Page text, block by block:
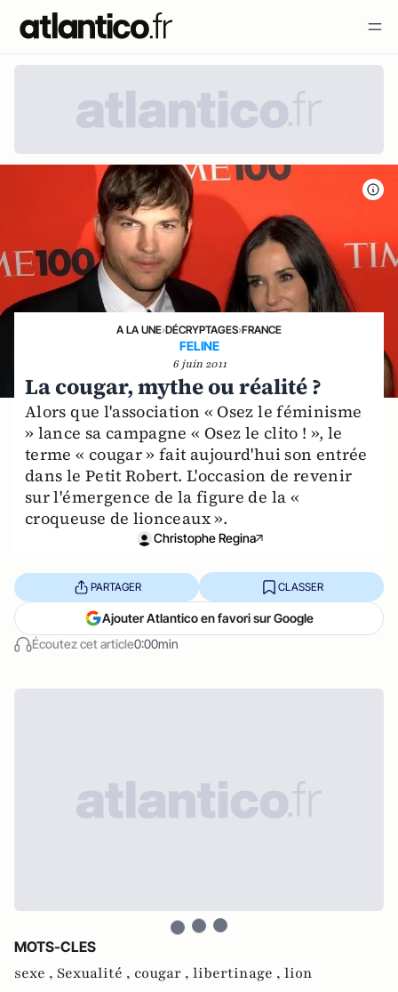
A LA UNE›DÉCRYPTAGES›FRANCE
FELINE
6 juin 2011
La cougar, mythe ou réalité ?
Alors que l'association « Osez le féminisme
» lance sa campagne « Osez le clito ! », le
terme « cougar » fait aujourd'hui son entrée
dans le Petit Robert. L'occasion de revenir
sur l'émergence de la figure de la «
croqueuse de lionceaux ».
Christophe Regina
Écoutez cet article0:00min
PARTAGER CLASSER
Ajouter Atlantico en favori sur Google
MOTS-CLES
sexe , Sexualité , cougar , libertinage , lion